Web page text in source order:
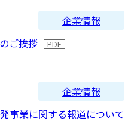
한국어
2019
2016
2015
企業情報
ご挨拶
企業情報
事業に関する報道について